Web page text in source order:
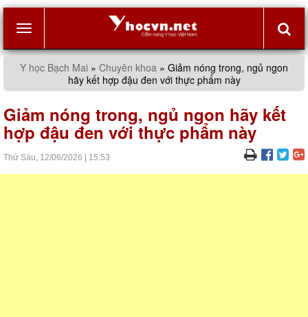
Y học Bạch Mai » Chuyên khoa » Giảm nóng trong, ngủ ngon
hãy kết hợp đậu đen với thực phẩm này
Giảm nóng trong, ngủ ngon hãy kết
hợp đậu đen với thực phẩm này
Thứ Sáu, 12/06/2026 15:53